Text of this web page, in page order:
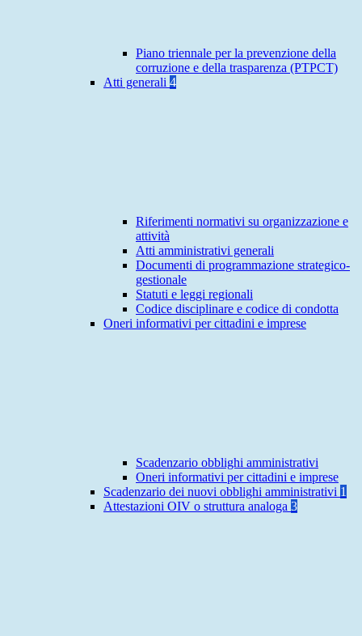
Piano triennale per la prevenzione della
corruzione e della trasparenza (PTPCT)
Atti generali 4
Riferimenti normativi su organizzazione e
attività
Atti amministrativi generali
Documenti di programmazione strategico-
gestionale
Statuti e leggi regionali
Codice disciplinare e codice di condotta
Oneri informativi per cittadini e imprese
Scadenzario obblighi amministrativi
Oneri informativi per cittadini e imprese
Scadenzario dei nuovi obblighi amministrativi 1
Attestazioni OIV o struttura analoga 3